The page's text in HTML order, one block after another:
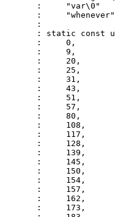
:     "var\0"
:
:
: static const
:     0,
:     9,
:     20,
:     25,
:     31,
:     43,
:     51,
:     57,
:     80,
:     108,
:     117,
:     128,
:     139,
:     145,
:     150,
:     154,
:     157,
:     162,
:     173,